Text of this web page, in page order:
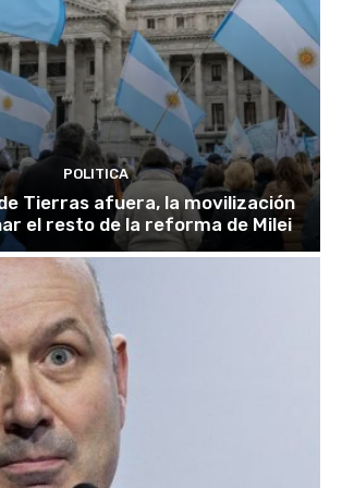
POLITICA
Tierras afuera, la movilización
el resto de la reforma de Milei